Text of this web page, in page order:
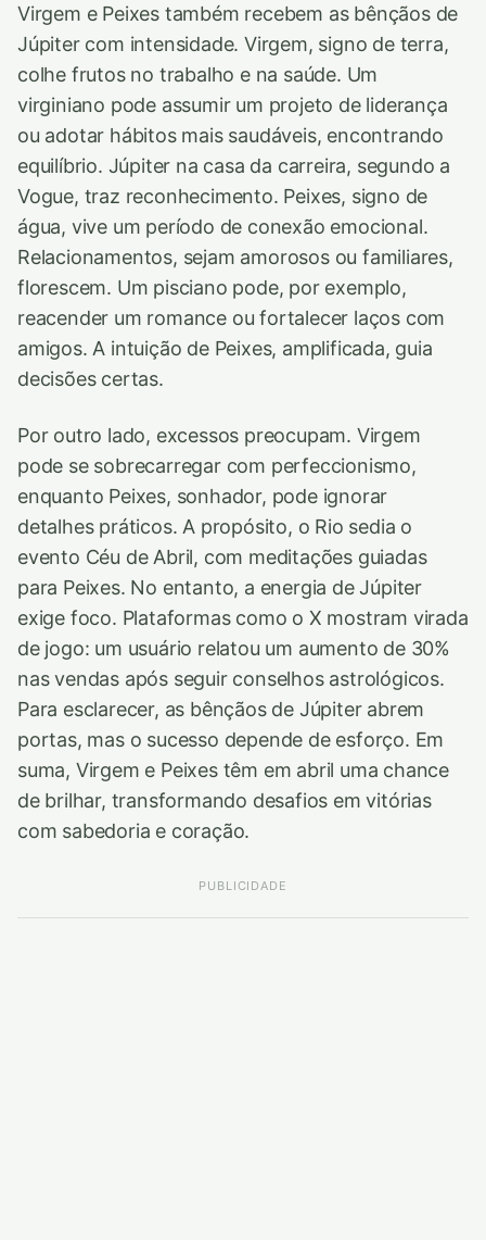
Virgem e Peixes também recebem as bênçãos de
Júpiter com intensidade. Virgem, signo de terra,
colhe frutos no trabalho e na saúde. Um
virginiano pode assumir um projeto de liderança
ou adotar hábitos mais saudáveis, encontrando
equilíbrio. Júpiter na casa da carreira, segundo a
Vogue, traz reconhecimento. Peixes, signo de
água, vive um período de conexão emocional.
Relacionamentos, sejam amorosos ou familiares,
florescem. Um pisciano pode, por exemplo,
reacender um romance ou fortalecer laços com
amigos. A intuição de Peixes, amplificada, guia
decisões certas.
Por outro lado, excessos preocupam. Virgem
pode se sobrecarregar com perfeccionismo,
enquanto Peixes, sonhador, pode ignorar
detalhes práticos. A propósito, o Rio sedia o
evento Céu de Abril, com meditações guiadas
para Peixes. No entanto, a energia de Júpiter
exige foco. Plataformas como o X mostram virada
de jogo: um usuário relatou um aumento de 30%
nas vendas após seguir conselhos astrológicos.
Para esclarecer, as bênçãos de Júpiter abrem
portas, mas o sucesso depende de esforço. Em
suma, Virgem e Peixes têm em abril uma chance
de brilhar, transformando desafios em vitórias
com sabedoria e coração.
PUBLICIDADE